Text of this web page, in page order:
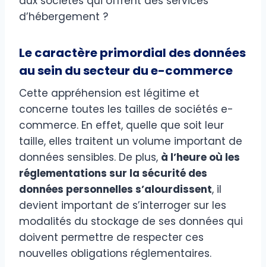
d’hébergement ?
Le caractère primordial des données
au sein du secteur du e-commerce
Cette appréhension est légitime et
concerne toutes les tailles de sociétés e-
commerce. En effet, quelle que soit leur
taille, elles traitent un volume important de
données sensibles. De plus, à l’heure où les
réglementations sur la sécurité des
données personnelles s’alourdissent, il
devient important de s’interroger sur les
modalités du stockage de ses données qui
doivent permettre de respecter ces
nouvelles obligations réglementaires.